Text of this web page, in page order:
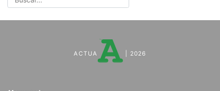
ACTUA | 2026